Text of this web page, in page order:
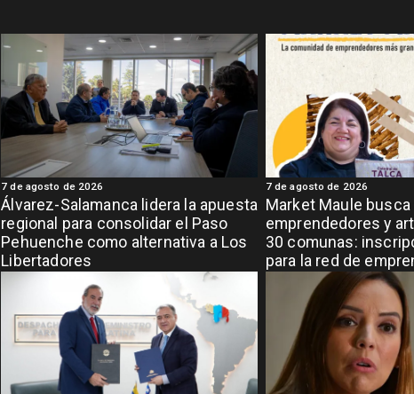
Álvarez-Salamanca lidera la apuesta
regional para consolidar el Paso
Pehuenche como alternativa a Los
Libertadores
7 de agosto de 2026
Market Maule busca
emprendedores y
30 comunas:
para la red de
grande de la región
7 de agosto de 2026